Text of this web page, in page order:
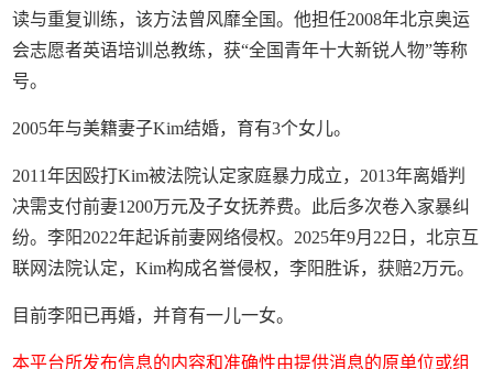
读与重复训练，该方法曾风靡全国。他担任2008年北京奥运
会志愿者英语培训总教练，获“全国青年十大新锐人物”等称
号。
2005年与美籍妻子Kim结婚，育有3个女儿。
2011年因殴打Kim被法院认定家庭暴力成立，2013年离婚判
决需支付前妻1200万元及子女抚养费。此后多次卷入家暴纠
纷。李阳2022年起诉前妻网络侵权。2025年9月22日，北京互
联网法院认定，Kim构成名誉侵权，李阳胜诉，获赔2万元。
目前李阳已再婚，并育有一儿一女。
本平台所发布信息的内容和准确性由提供消息的原单位或组